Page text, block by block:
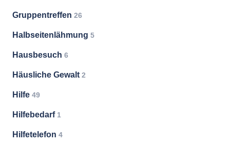
Gruppentreffen 26
Halbseitenlähmung 5
Hausbesuch 6
Häusliche Gewalt 2
Hilfe 49
Hilfebedarf 1
Hilfetelefon 4